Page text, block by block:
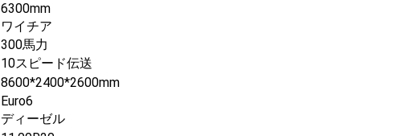
6300mm
ワイチア
300馬力
10スピード伝送
8600*2400*2600mm
Euro6
ディーゼル